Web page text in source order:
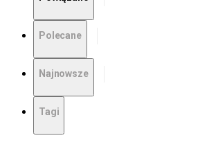
Polecane
Najnowsze
Tagi